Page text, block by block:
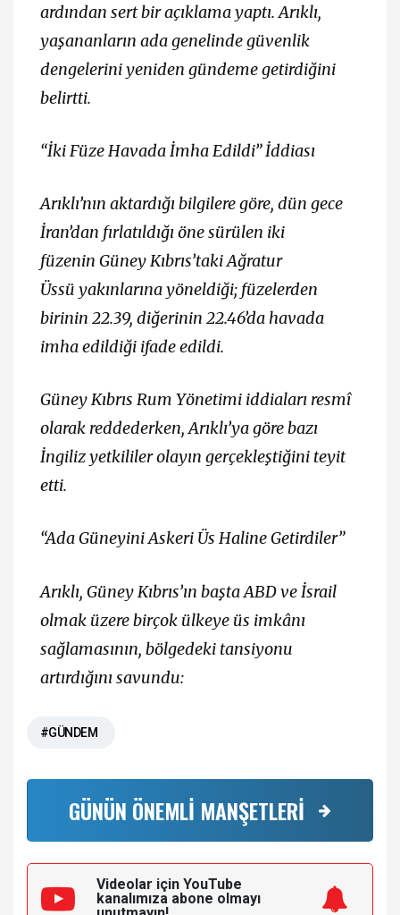
ardından sert bir açıklama yaptı. Arıklı,
yaşananların ada genelinde güvenlik
dengelerini yeniden gündeme getirdiğini
belirtti.
“İki Füze Havada İmha Edildi” İddiası
Arıklı’nın aktardığı bilgilere göre, dün gece
İran’dan fırlatıldığı öne sürülen iki
füzenin Güney Kıbrıs’taki Ağratur
Üssü yakınlarına yöneldiği; füzelerden
birinin 22.39, diğerinin 22.46’da havada
imha edildiği ifade edildi.
Güney Kıbrıs Rum Yönetimi iddiaları resmî
olarak reddederken, Arıklı’ya göre bazı
İngiliz yetkililer olayın gerçekleştiğini teyit
etti.
“Ada Güneyini Askeri Üs Haline Getirdiler”
Arıklı, Güney Kıbrıs’ın başta ABD ve İsrail
olmak üzere birçok ülkeye üs imkânı
sağlamasının, bölgedeki tansiyonu
artırdığını savundu:
#GÜNDEM
GÜNÜN ÖNEMLİ MANŞETLERİ
Videolar için YouTube
kanalımıza abone olmayı